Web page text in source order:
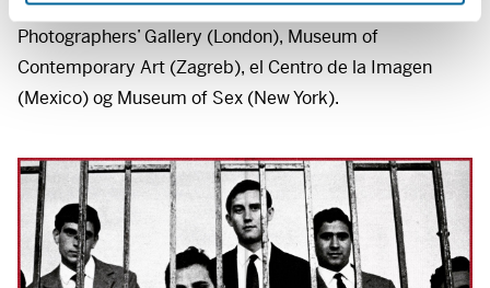
hennes er stilt ut i mer enn 13 land, blant annet ved The
Photographers’ Gallery (London), Museum of
Contemporary Art (Zagreb), el Centro de la Imagen
(Mexico) og Museum of Sex (New York).